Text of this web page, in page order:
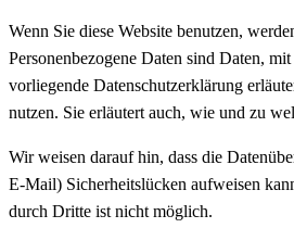
Wenn Sie diese Website benutzen,
Personenbezogene Daten sind Daten,
vorliegende Datenschutzerklärung
nutzen. Sie erläutert auch, wie und zu
Wir weisen darauf hin, dass die
E-Mail) Sicherheitslücken aufweisen
durch Dritte ist nicht möglich.